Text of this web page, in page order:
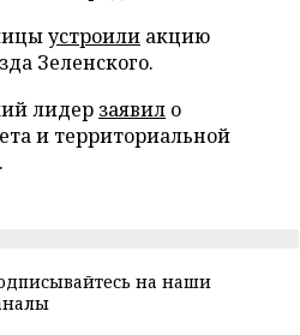
устроили акцию
Зеленского.
лидер заявил о
и территориальной
на наши